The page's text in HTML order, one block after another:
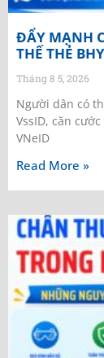
ĐẨY MẠNH
THẾ THẺ
Tháng 8 5, 2026
Người dân có
VssID, căn
VNeID
Read More »